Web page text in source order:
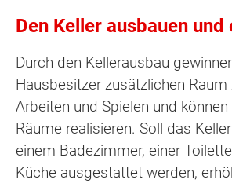
Den Keller ausbauen
Durch den Kellerausbau
Hausbesitzer zusätzlichen Raum
Arbeiten und Spielen und
Räume realisieren. Soll das
einem Badezimmer, einer
Küche ausgestattet werden,